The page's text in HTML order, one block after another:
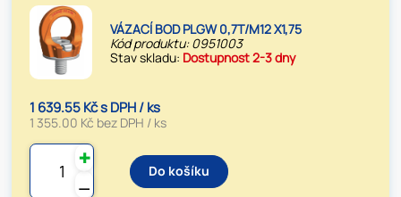
VÁZACÍ BOD PLGW 0,7T/M12 X1,75
Kód produktu: 0951003
Stav skladu: Dostupnost 2-3 dny
1 639.55 Kč s DPH / ks
1 355.00 Kč bez DPH / ks
⚊
✚
Do košíku